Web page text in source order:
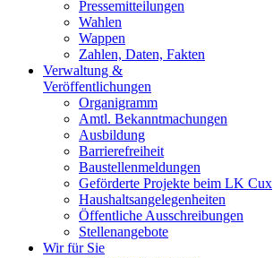
Pressemitteilungen
Wahlen
Wappen
Zahlen, Daten, Fakten
Verwaltung &
Veröffentlichungen
Organigramm
Amtl. Bekanntmachungen
Ausbildung
Barrierefreiheit
Baustellenmeldungen
Geförderte Projekte beim LK Cux
Haushaltsangelegenheiten
Öffentliche Ausschreibungen
Stellenangebote
Wir für Sie